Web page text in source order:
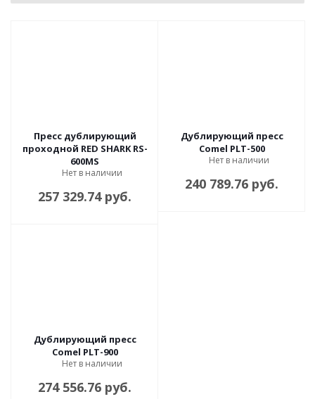
Пресс дублирующий
проходной RED SHARK RS-
600MS
Нет в наличии
257 329.74 руб.
Дублирующий пресс
Comel PLT-500
Нет в наличии
240 789.76 руб.
Дублирующий пресс
Comel PLT-900
Нет в наличии
274 556.76 руб.